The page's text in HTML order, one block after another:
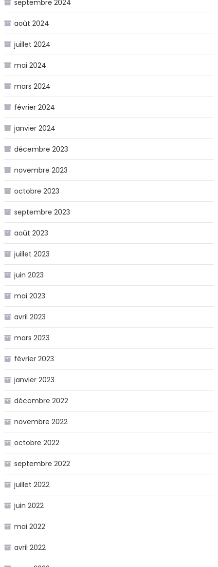
septembre 2024
août 2024
juillet 2024
mai 2024
mars 2024
février 2024
janvier 2024
décembre 2023
novembre 2023
octobre 2023
septembre 2023
août 2023
juillet 2023
juin 2023
mai 2023
avril 2023
mars 2023
février 2023
janvier 2023
décembre 2022
novembre 2022
octobre 2022
septembre 2022
juillet 2022
juin 2022
mai 2022
avril 2022